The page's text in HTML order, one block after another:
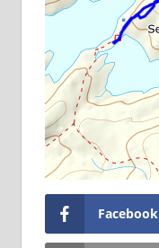
Facebook